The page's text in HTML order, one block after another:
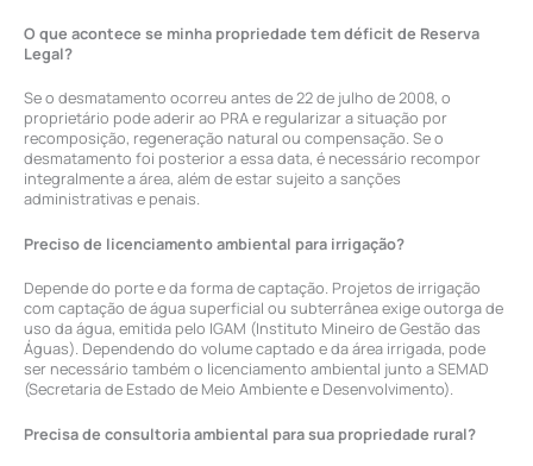
O que acontece se minha propriedade tem déficit de Reserva
Legal?
Se o desmatamento ocorreu antes de 22 de julho de 2008, o
proprietário pode aderir ao PRA e regularizar a situação por
recomposição, regeneração natural ou compensação. Se o
desmatamento foi posterior a essa data, é necessário recompor
integralmente a área, além de estar sujeito a sanções
administrativas e penais.
Preciso de licenciamento ambiental para irrigação?
Depende do porte e da forma de captação. Projetos de irrigação
com captação de água superficial ou subterrânea exige outorga de
uso da água, emitida pelo IGAM (Instituto Mineiro de Gestão das
Águas). Dependendo do volume captado e da área irrigada, pode
ser necessário também o licenciamento ambiental junto a SEMAD
(Secretaria de Estado de Meio Ambiente e Desenvolvimento).
Precisa de consultoria ambiental para sua propriedade rural?